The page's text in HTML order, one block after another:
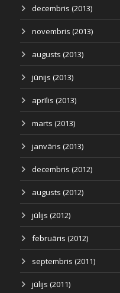
decembris (2013)
novembris (2013)
augusts (2013)
jūnijs (2013)
aprīlis (2013)
marts (2013)
janvāris (2013)
decembris (2012)
augusts (2012)
jūlijs (2012)
februāris (2012)
septembris (2011)
jūlijs (2011)